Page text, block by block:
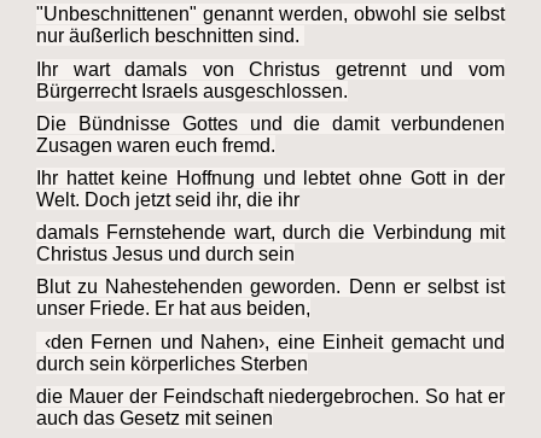
"Unbeschnittenen" genannt werden, obwohl sie selbst
nur äußerlich beschnitten sind.
Ihr wart damals von Christus getrennt und vom
Bürgerrecht Israels ausgeschlossen.
Die Bündnisse Gottes und die damit verbundenen
Zusagen waren euch fremd.
Ihr hattet keine Hoffnung und lebtet ohne Gott in der
Welt. Doch jetzt seid ihr, die ihr
damals Fernstehende wart, durch die Verbindung mit
Christus Jesus und durch sein
Blut zu Nahestehenden geworden. Denn er selbst ist
unser Friede. Er hat aus beiden,
‹den Fernen und Nahen›, eine Einheit gemacht und
durch sein körperliches Sterben
die Mauer der Feindschaft niedergebrochen. So hat er
auch das Gesetz mit seinen